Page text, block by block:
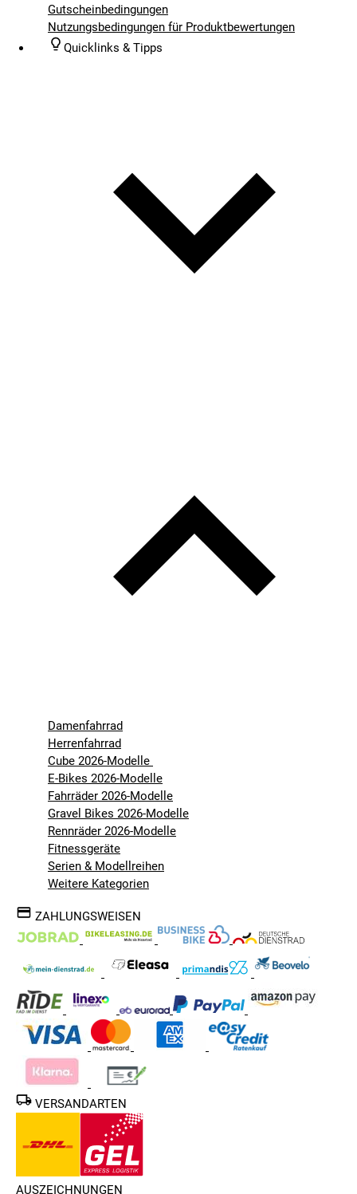
Gutscheinbedingungen
Nutzungsbedingungen für Produktbewertungen
Quicklinks & Tipps
Damenfahrrad
Herrenfahrrad
Cube 2026-Modelle
E-Bikes 2026-Modelle
Fahrräder 2026-Modelle
Gravel Bikes 2026-Modelle
Rennräder 2026-Modelle
Fitnessgeräte
Serien & Modellreihen
Weitere Kategorien
ZAHLUNGSWEISEN
VERSANDARTEN
AUSZEICHNUNGEN